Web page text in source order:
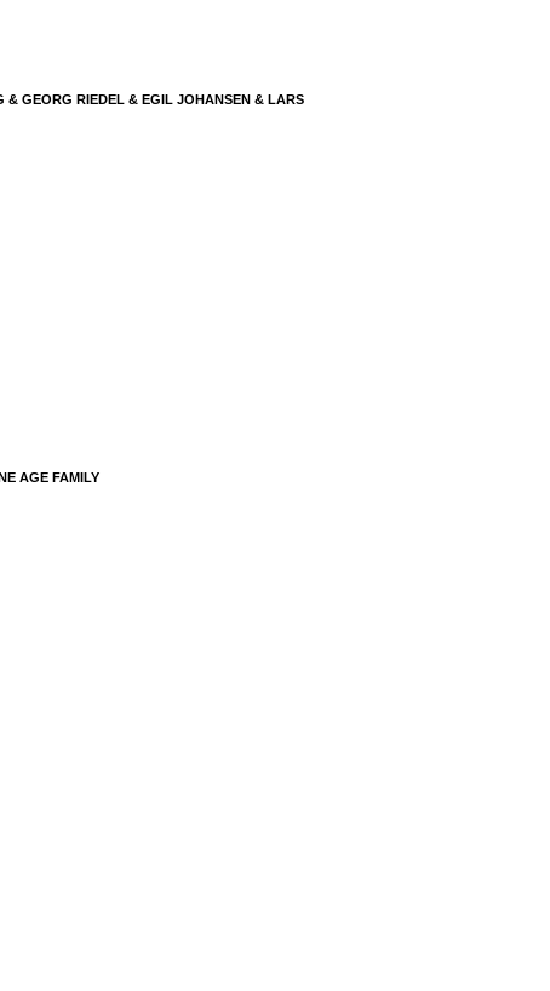
& GEORG RIEDEL & EGIL JOHANSEN & LARS
AGE FAMILY